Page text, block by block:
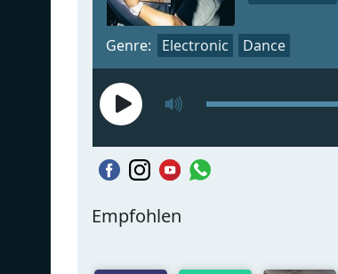
Genre: Electronic Dance
Empfohlen